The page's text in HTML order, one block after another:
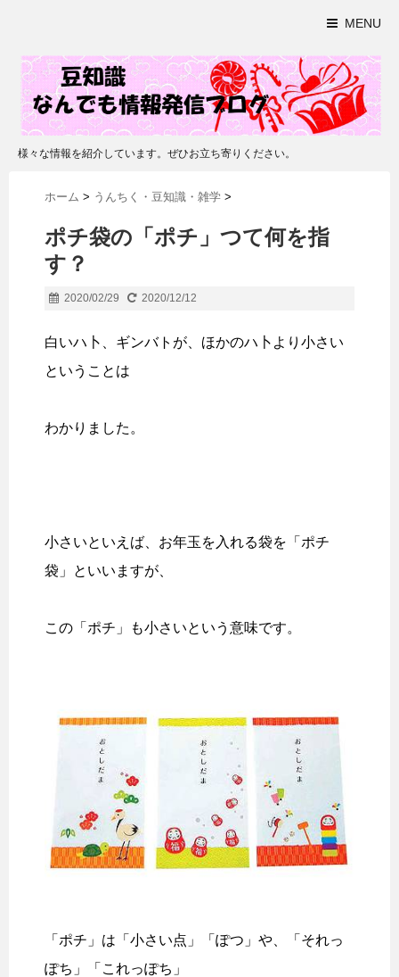
MENU
様々な情報を紹介しています。ぜひお立ち寄りください。
ホーム > うんちく・豆知識・雑学 >
ポチ袋の「ポチ」つて何を指
す？
2020/02/29 2020/12/12
白いハ卜、ギンバトが、ほかのハ卜より小さい
ということは
わかりました。
小さいといえば、お年玉を入れる袋を「ポチ
袋」といいますが、
この「ポチ」も小さいという意味です。
「ポチ」は「小さい点」「ぽつ」や、「それっ
ぽち」「これっぽち」